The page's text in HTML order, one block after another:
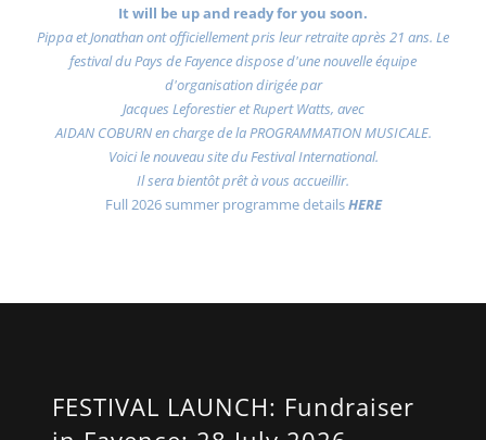
It will be up and ready for you soon.
Pippa et Jonathan ont officiellement pris leur retraite après 21 ans. Le
festival du Pays de Fayence dispose d'une nouvelle équipe
d'organisation dirigée par
Jacques Leforestier et Rupert Watts, avec
AIDAN COBURN en charge de la PROGRAMMATION MUSICALE.
Voici le nouveau site du Festival International.
Il sera bientôt prêt à vous accueillir.
Full 2026 summer programme detailsHERE
FESTIVAL LAUNCH: Fundraiser